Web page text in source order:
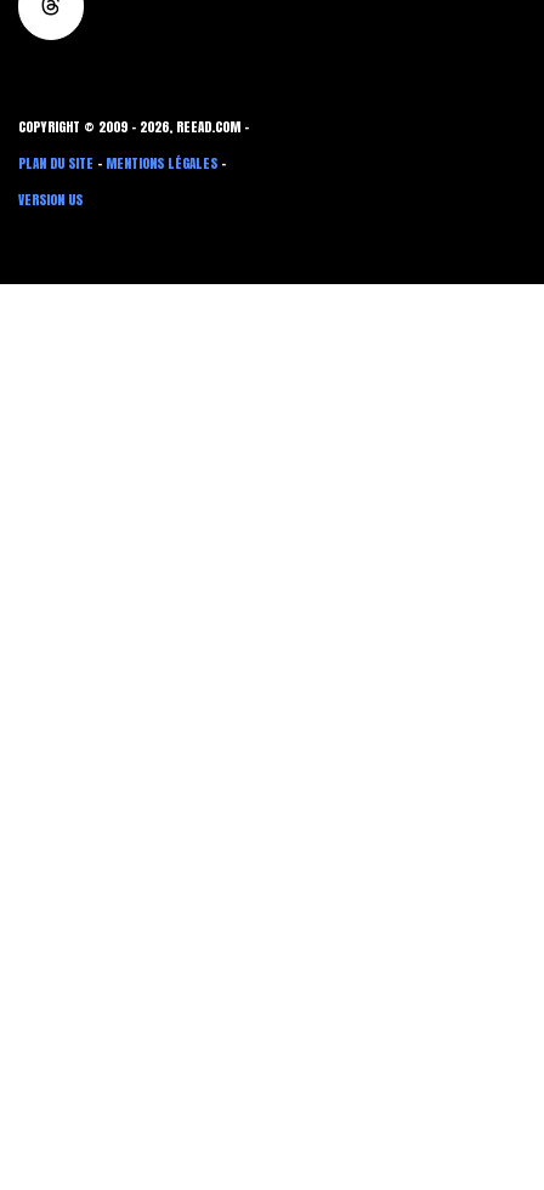
COPYRIGHT © 2009 - 2026, REEAD.COM -
PLAN DU SITE - MENTIONS LÉGALES -
VERSION US